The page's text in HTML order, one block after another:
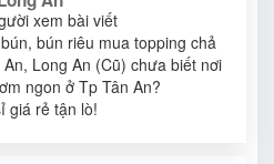
xem bài viết
bún riêu mua topping chả
An, Long An (Cũ) chưa biết nơi
ngon ở Tp Tân An?
giá rẻ tận lò!